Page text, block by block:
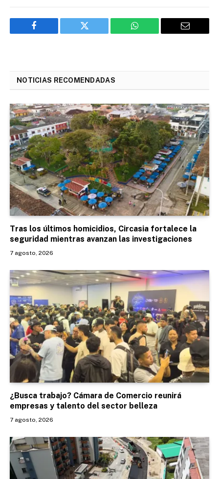
Facebook Twitter WhatsApp Email
NOTICIAS RECOMENDADAS
Tras los últimos homicidios, Circasia fortalece la
seguridad mientras avanzan las investigaciones
7 agosto, 2026
¿Busca trabajo? Cámara de Comercio reunirá
empresas y talento del sector belleza
7 agosto, 2026